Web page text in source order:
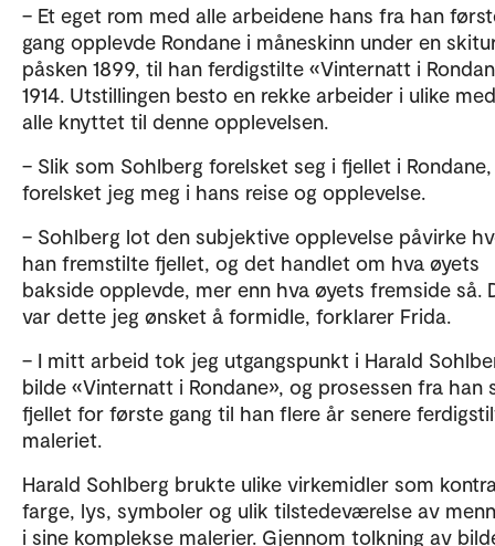
– Et eget rom med alle arbeidene hans fra han
gang opplevde Rondane i måneskinn under en
påsken 1899, til han ferdigstilte «Vinternatt i
1914. Utstillingen besto en rekke arbeider i ulike
alle knyttet til denne opplevelsen.
– Slik som Sohlberg forelsket seg i fjellet i Rondane,
forelsket jeg meg i hans reise og opplevelse.
– Sohlberg lot den subjektive opplevelse påvirke
han fremstilte fjellet, og det handlet om hva øyets
bakside opplevde, mer enn hva øyets fremside så.
var dette jeg ønsket å formidle, forklarer Frida.
– I mitt arbeid tok jeg utgangspunkt i Harald
bilde «Vinternatt i Rondane», og prosessen fra han
fjellet for første gang til han flere år senere
maleriet.
Harald Sohlberg brukte ulike virkemidler som
farge, lys, symboler og ulik tilstedeværelse av
i sine komplekse malerier. Gjennom tolkning av